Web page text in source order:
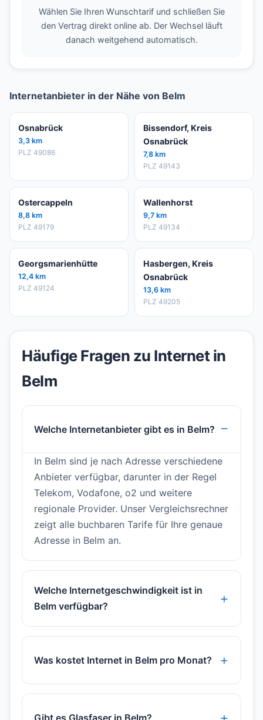
Wählen Sie Ihren Wunschtarif und schließen Sie
den Vertrag direkt online ab. Der Wechsel läuft
danach weitgehend automatisch.
Internetanbieter in der Nähe von Belm
Osnabrück
3,3 km
PLZ 49086
Bissendorf, Kreis
Osnabrück
7,8 km
PLZ 49143
Ostercappeln
8,8 km
PLZ 49179
Wallenhorst
9,7 km
PLZ 49134
Georgsmarienhütte
12,4 km
PLZ 49124
Hasbergen, Kreis
Osnabrück
13,6 km
PLZ 49205
Häufige Fragen zu Internet in
Belm
Welche Internetanbieter gibt es in Belm?
In Belm sind je nach Adresse verschiedene
Anbieter verfügbar, darunter in der Regel
Telekom, Vodafone, o2 und weitere
regionale Provider. Unser Vergleichsrechner
zeigt alle buchbaren Tarife für Ihre genaue
Adresse in Belm an.
Welche Internetgeschwindigkeit ist in
Belm verfügbar?
Was kostet Internet in Belm pro Monat?
Gibt es Glasfaser in Belm?